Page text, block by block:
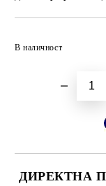
В наличност
ДИРЕКТНА